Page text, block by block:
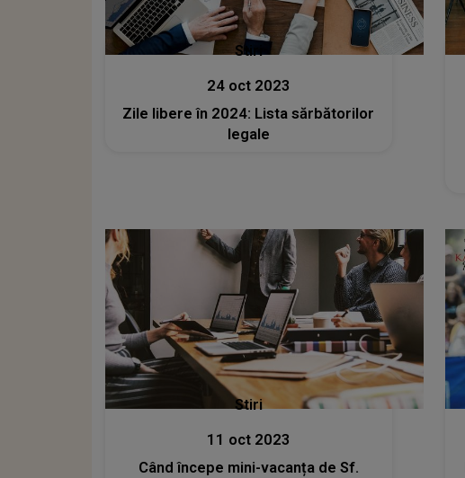
Stiri
24 oct 2023
Zile libere în 2024: Lista sărbătorilor
legale
Stiri
11 oct 2023
Când începe mini-vacanța de Sf.